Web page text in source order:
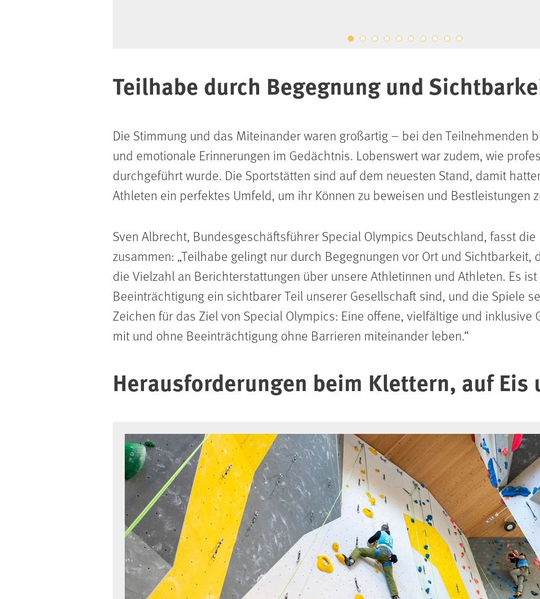
Teilhabe durch Begegnung und
Die Stimmung und das Miteinander waren großartig – bei den Teilnehmenden
und emotionale Erinnerungen im Gedächtnis. Lobenswert war zudem, wie
durchgeführt wurde. Die Sportstätten sind auf dem neuesten Stand, damit
Athleten ein perfektes Umfeld, um ihr Können zu beweisen und Bestleistungen
Sven Albrecht, Bundesgeschäftsführer Special Olympics Deutschland, fasst
zusammen: Teilhabe gelingt nur durch Begegnungen vor Ort und Sichtbarkeit,
die Vielzahl an Berichterstattungen über unsere Athletinnen und Athleten. Es
Beeinträchtigung ein sichtbarer Teil unserer Gesellschaft sind, und die Spiele
Zeichen für das Ziel von Special Olympics: Eine offene, vielfältige und inklusive
mit und ohne Beeinträchtigung ohne Barrieren miteinander leben.
Herausforderungen beim Klettern, auf Eis